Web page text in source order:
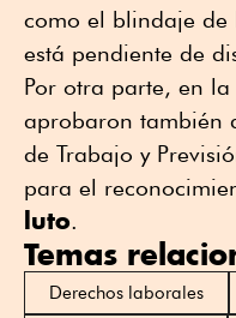
como el blindaje de
está pendiente de
Por otra parte, en
aprobaron también
de Trabajo y
para el
luto.
Temas
Derechos laborales